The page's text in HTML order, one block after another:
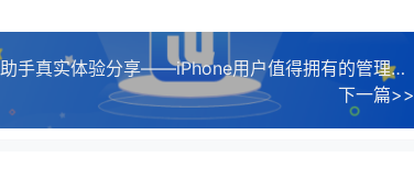
助手的操作非常直观——在“照片”“音乐”“视频”等分
的沙盒目录。比如，你想给nPlayer导入一部电影，
爱思助手真实体验分享——iPhone用户值得拥有的管理工具
下一篇>>